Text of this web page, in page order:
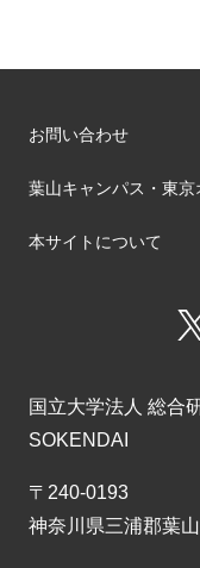
お問い合わせ
葉山キャンパス・東
本サイトについて
国立大学法人 総合
SOKENDAI
〒240-0193
神奈川県三浦郡葉